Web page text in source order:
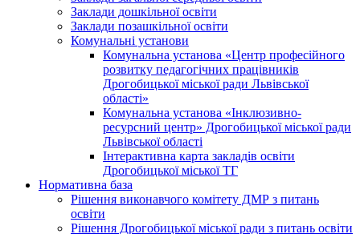
Заклади дошкільної освіти
Заклади позашкільної освіти
Комунальні установи
Комунальна установа «Центр професійного
розвитку педагогічних працівників
Дрогобицької міської ради Львівської
області»
Комунальна установа «Інклюзивно-
ресурсний центр» Дрогобицької міської ради
Львівської області
Інтерактивна карта закладів освіти
Дрогобицької міської ТГ
Нормативна база
Рішення виконавчого комітету ДМР з питань
освіти
Рішення Дрогобицької міської ради з питань освіти